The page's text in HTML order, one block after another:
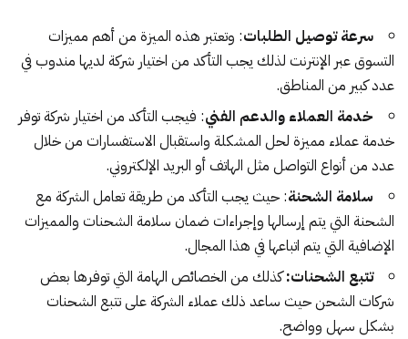
سرعة توصيل الطلبات: وتعتبر هذه الميزة من أهم مميزات
التسوق عبر الإنترنت لذلك يجب التأكد من اختيار شركة لديها مندوب في
عدد كبير من المناطق.
خدمة العملاء والدعم الفني: فيجب التأكد من اختيار شركة توفر
خدمة عملاء مميزة لحل المشكلة واستقبال الاستفسارات من خلال
عدد من أنواع التواصل مثل الهاتف أو البريد الإلكتروني.
سلامة الشحنة: حيث يجب التأكد من طريقة تعامل الشركة مع
الشحنة التي يتم إرسالها وإجراءات ضمان سلامة الشحنات والمميزات
الإضافية التي يتم اتباعها في هذا المجال.
تتبع الشحنات:كذلك من الخصائص الهامة التي توفرها بعض
شركات الشحن حيث ساعد ذلك عملاء الشركة على تتبع الشحنات
بشكل سهل وواضح.